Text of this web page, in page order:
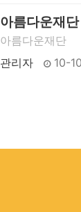
아름다운재
아름다운재단
관리자
10-10